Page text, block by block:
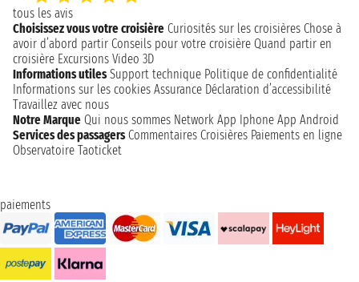
tous les avis
Choisissez vous votre croisière Curiosités sur les croisières Chose à
avoir d’abord partir Conseils pour votre croisière Quand partir en
croisière Excursions Video 3D
Informations utiles Support technique Politique de confidentialité
Informations sur les cookies Assurance Déclaration d’accessibilité
Travaillez avec nous
Notre Marque Qui nous sommes Network App Iphone App Android
Services des passagers Commentaires Croisières Paiements en ligne
Observatoire Taoticket
paiements